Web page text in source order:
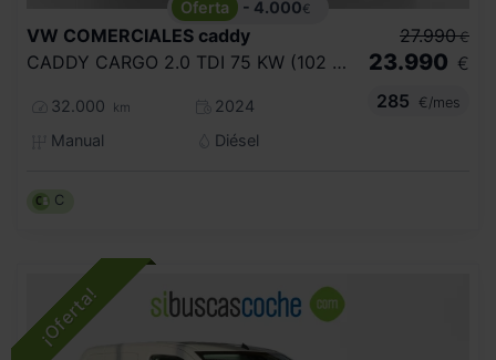
- 4.000€
VW COMERCIALES caddy
CADDY CARGO 2.0 TDI 75 KW (102 CV) 6 VEL. 2.220
32.000 km
2024
Manual
Diésel
27.990 €
23.990 €
285
€/mes
C